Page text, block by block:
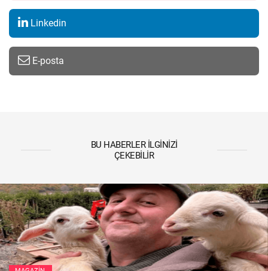
Linkedin
E-posta
BU HABERLER İLGINIZI
ÇEKEBILIR